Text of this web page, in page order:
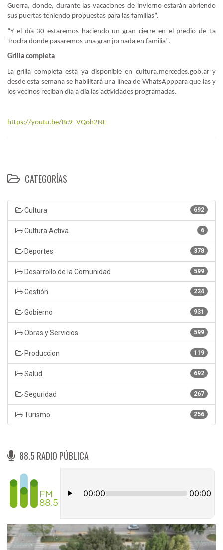
Guerra, donde, durante las vacaciones de invierno estarán abriendo
sus puertas teniendo propuestas para las familias”.
“Y el día 30 estaremos haciendo un gran cierre en el predio de La
Trocha donde pasaremos una gran jornada en familia”.
Grilla completa
La grilla completa está ya disponible en cultura.mercedes.gob.ar y
desde esta semana se habilitará una línea de WhatsApppara que las y
los vecinos reciban día a día las actividades programadas.
https://youtu.be/Bc9_VQoh2NE
CATEGORÍAS
692
Cultura
6
Cultura Activa
378
Deportes
599
Desarrollo de la Comunidad
224
Gestión
931
Gobierno
599
Obras y Servicios
119
Produccion
692
Salud
267
Seguridad
256
Turismo
88.5 RADIO PÚBLICA